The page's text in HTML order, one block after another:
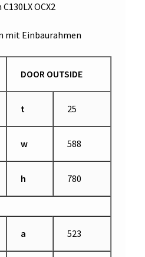
OCX2
mit Einbaurahmen
DOOR OUTSIDE
t 25
w 588
h 780
a 523